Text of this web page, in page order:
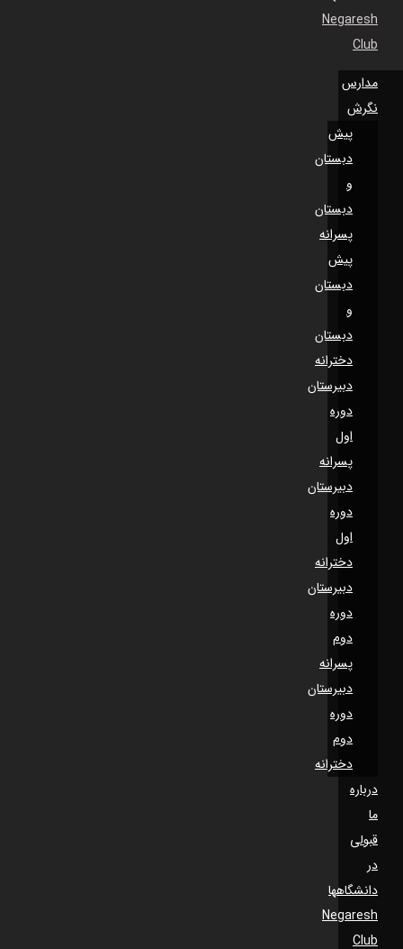
Negaresh
Club
مدارس
نگرش
پیش
دبستان
و
دبستان
پسرانه
پیش
دبستان
و
دبستان
دخترانه
دبیرستان
دوره
اول
پسرانه
دبیرستان
دوره
اول
دخترانه
دبیرستان
دوره
دوم
پسرانه
دبیرستان
دوره
دوم
دخترانه
درباره
ما
قبولی
در
دانشگاهها
Negaresh
Club